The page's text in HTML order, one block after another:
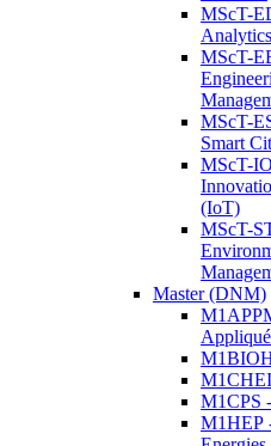
MScT-
MScT-
MScT-
Smart
MScT-
(IoT)
MScT-
Master (DNM)
M1CPS
M1HEP